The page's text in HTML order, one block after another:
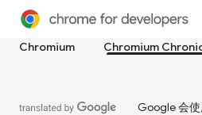
Chromium Chromium
Google 会使